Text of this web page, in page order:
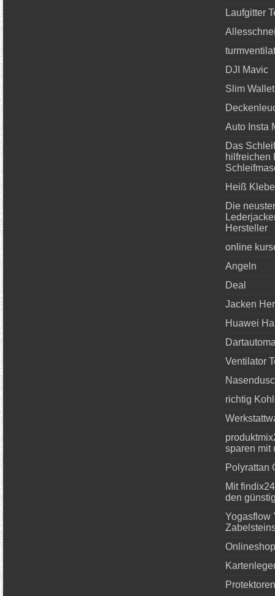
Laufgitter
DJI Mavic
Slim Wallet
Auto Insta
Das
hilfreichen
Heiß
Die
Hersteller
online
Angeln
Deal
Jacken
Huawei
Ventilator
richtig
sparen mit
Polyrattan
Mit
den
Yogasflow